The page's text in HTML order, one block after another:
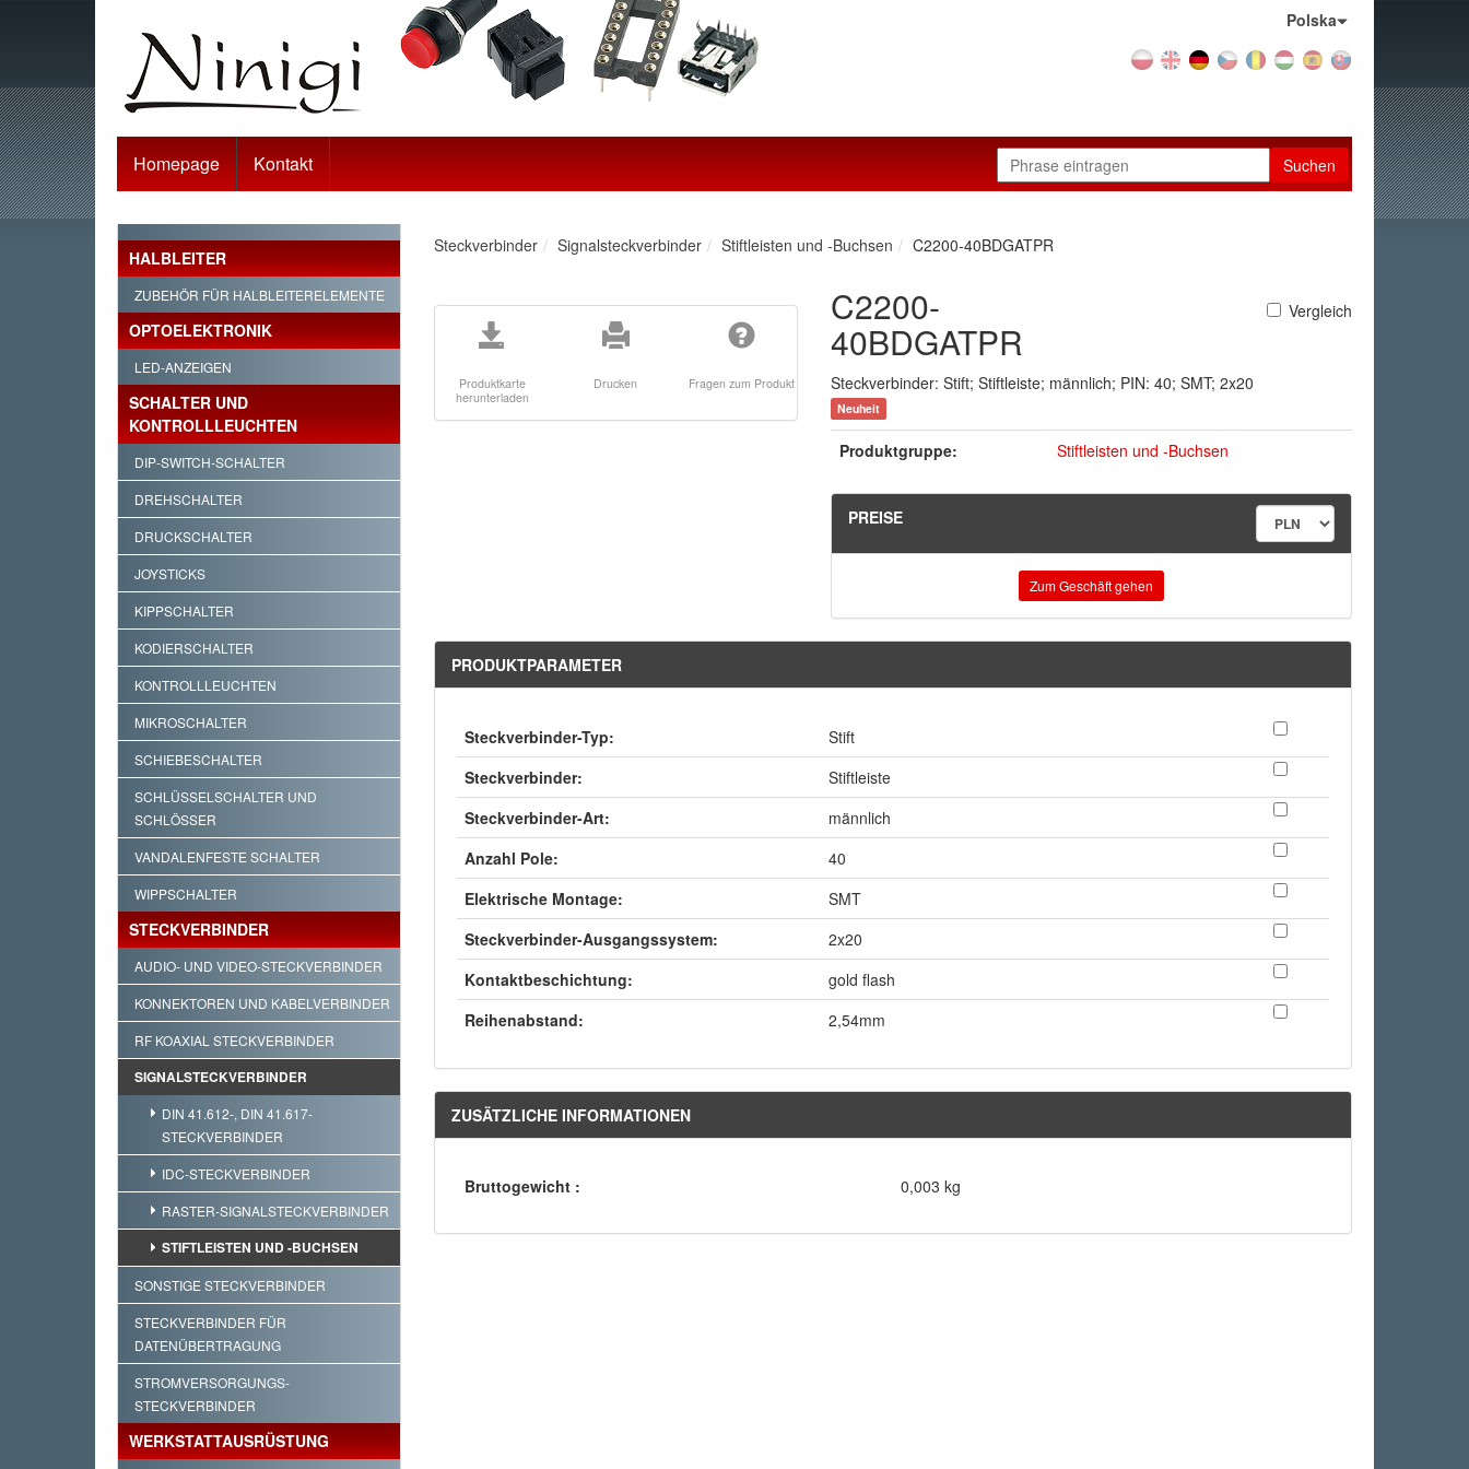
Polska
Homepage Kontakt Suchen
HALBLEITER
ZUBEHÖR FÜR HALBLEITERELEMENTE
OPTOELEKTRONIK
LED-ANZEIGEN
SCHALTER UND
KONTROLLLEUCHTEN
DIP-SWITCH-SCHALTER
DREHSCHALTER
DRUCKSCHALTER
JOYSTICKS
KIPPSCHALTER
KODIERSCHALTER
KONTROLLLEUCHTEN
MIKROSCHALTER
SCHIEBESCHALTER
SCHLÜSSELSCHALTER UND
SCHLÖSSER
VANDALENFESTE SCHALTER
WIPPSCHALTER
STECKVERBINDER
AUDIO- UND VIDEO-STECKVERBINDER
KONNEKTOREN UND KABELVERBINDER
RF KOAXIAL STECKVERBINDER
SIGNALSTECKVERBINDER
DIN 41.612-, DIN 41.617-
STECKVERBINDER
IDC-STECKVERBINDER
RASTER-SIGNALSTECKVERBINDER
STIFTLEISTEN UND -BUCHSEN
SONSTIGE STECKVERBINDER
STECKVERBINDER FÜR
DATENÜBERTRAGUNG
STROMVERSORGUNGS-
STECKVERBINDER
WERKSTATTAUSRÜSTUNG
Steckverbinder Signalsteckverbinder Stiftleisten und -Buchsen C2200-40BDGATPR
Produktkarte
herunterladen
Drucken Fragen zum Produkt
C2200-
40BDGATPR
Vergleich
Steckverbinder: Stift; Stiftleiste; männlich; PIN: 40; SMT; 2x20
Neuheit
Produktgruppe: Stiftleisten und -Buchsen
PREISE
Zum Geschäft gehen
PRODUKTPARAMETER
Steckverbinder-Typ:
Stift
Steckverbinder:
Stiftleiste
Steckverbinder-Art:
männlich
Anzahl Pole:
40
Elektrische Montage:
SMT
Steckverbinder-Ausgangssystem:
2x20
Kontaktbeschichtung:
gold flash
Reihenabstand:
2,54mm
ZUSÄTZLICHE INFORMATIONEN
Bruttogewicht : 0,003 kg